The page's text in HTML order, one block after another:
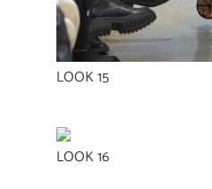
LOOK 15
LOOK 16